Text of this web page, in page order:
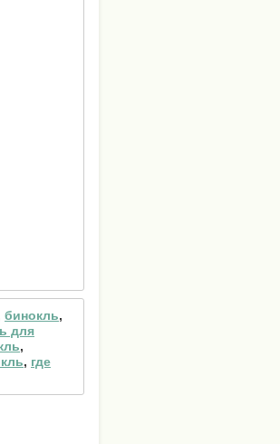
бинокль,
для
,
, где